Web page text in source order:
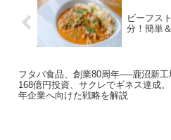
ビーフス
分！簡単
フタバ食品、創業80周年──鹿沼新工
168億円投資、サクレでギネス達成
年企業へ向けた戦略を解説